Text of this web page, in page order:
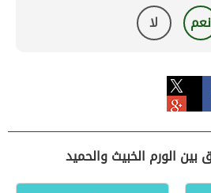
نعم لا
الورم الخبيث والحميد